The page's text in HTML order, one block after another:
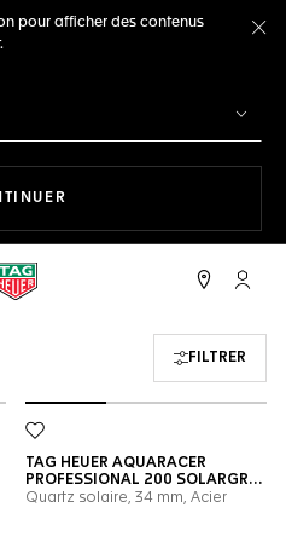
pour afficher des contenus